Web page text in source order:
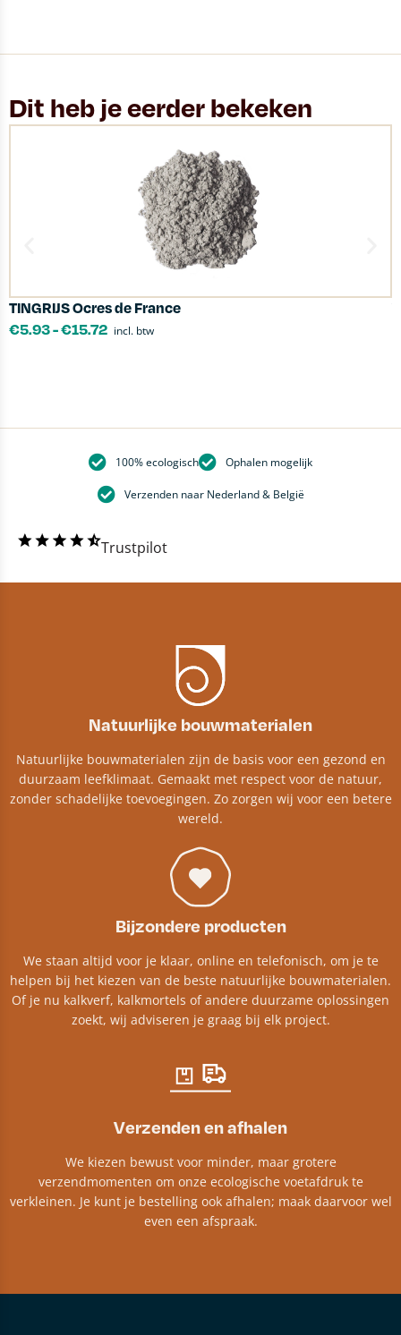
Dit heb je eerder bekeken
TINGRIJS Ocres de France
€5.93-€15.72 incl. btw
100% ecologisch Ophalen mogelijk
Verzenden naar Nederland & België
Trustpilot
Natuurlijke bouwmaterialen
Natuurlijke bouwmaterialen zijn de basis voor een gezond en
duurzaam leefklimaat. Gemaakt met respect voor de natuur,
zonder schadelijke toevoegingen. Zo zorgen wij voor een betere
wereld.
Bijzondere producten
We staan altijd voor je klaar, online en telefonisch, om je te
helpen bij het kiezen van de beste natuurlijke bouwmaterialen.
Of je nu kalkverf, kalkmortels of andere duurzame oplossingen
zoekt, wij adviseren je graag bij elk project.​
Verzenden en afhalen
We kiezen bewust voor minder, maar grotere
verzendmomenten om onze ecologische voetafdruk te
verkleinen. Je kunt je bestelling ook afhalen; maak daarvoor wel
even een afspraak.